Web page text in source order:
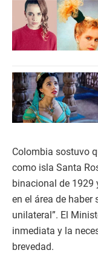
Colombia sostuvo
como isla Santa
binacional de 1929
en el área de haber
unilateral”. El
inmediata y la
brevedad.